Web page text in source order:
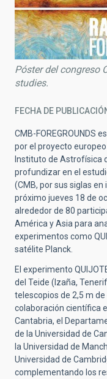
Póster del congreso
studies.
FECHA DE
CMB-FOREGROUNDS
por el proyecto europeo
Instituto de Astrofísica
profundizar en el
(CMB, por sus siglas
próximo jueves 18 de
alrededor de 80
América y Asia para
experimentos como
satélite Planck.
El experimento
del Teide (Izaña,
telescopios de 2,5 m
colaboración científica
Cantabria, el
de la Universidad de
la Universidad de
Universidad de
complementando los